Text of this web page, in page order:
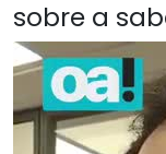
sobre a